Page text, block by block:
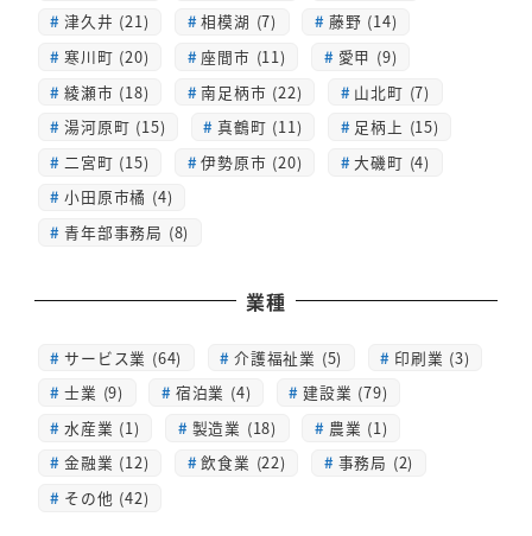
津久井 (21)
相模湖 (7)
藤野 (14)
寒川町 (20)
座間市 (11)
愛甲 (9)
綾瀬市 (18)
南足柄市 (22)
山北町 (7)
湯河原町 (15)
真鶴町 (11)
足柄上 (15)
二宮町 (15)
伊勢原市 (20)
大磯町 (4)
小田原市橘 (4)
青年部事務局 (8)
業種
サービス業 (64) 介護福祉業 (5)
印刷業 (3)
士業 (9)
宿泊業 (4)
建設業 (79)
水産業 (1)
製造業 (18)
農業 (1)
金融業 (12)
飲食業 (22)
事務局 (2)
その他 (42)